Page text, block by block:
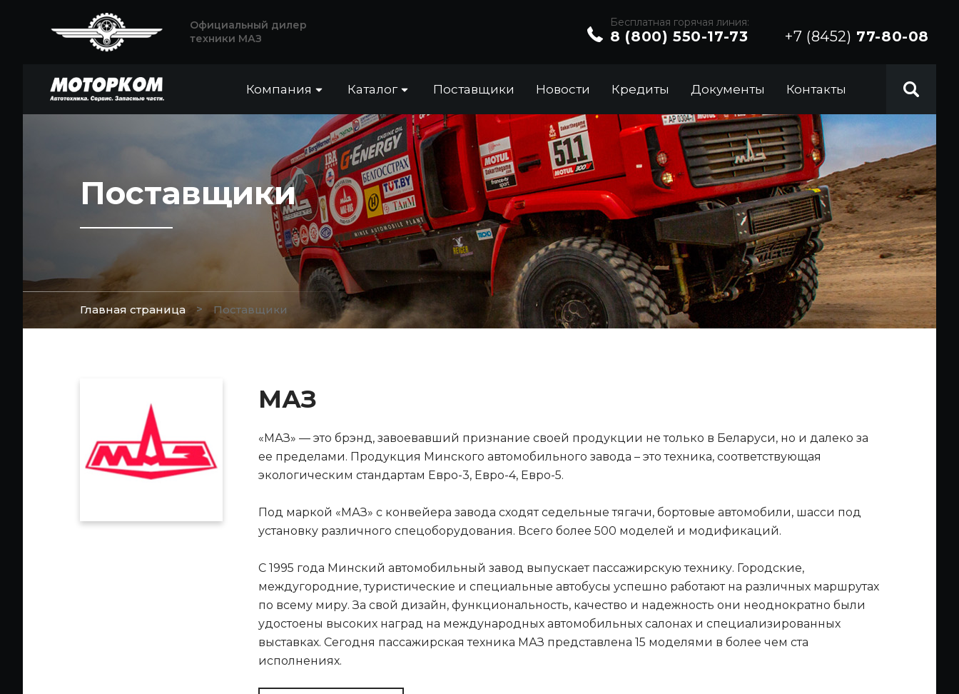
Официальный дилер
техники МАЗ
Бесплатная горячая линия:
8 (800) 550-17-73 +7 (8452) 77-80-08
Компания Каталог Поставщики Новости Кредиты Документы Контакты
Поставщики
Главная страница > Поставщики
МАЗ
«МАЗ» — это брэнд, завоевавший признание своей продукции не только в Беларуси, но и далеко за
ее пределами. Продукция Минского автомобильного завода – это техника, соответствующая
экологическим стандартам Евро-3, Евро-4, Евро-5.
Под маркой «МАЗ» с конвейера завода сходят седельные тягачи, бортовые автомобили, шасси под
установку различного спецоборудования. Всего более 500 моделей и модификаций.
С 1995 года Минский автомобильный завод выпускает пассажирскую технику. Городские,
междугородние, туристические и специальные автобусы успешно работают на различных маршрутах
по всему миру. За свой дизайн, функциональность, качество и надежность они неоднократно были
удостоены высоких наград на международных автомобильных салонах и специализированных
выставках. Сегодня пассажирская техника МАЗ представлена 15 моделями в более чем ста
исполнениях.